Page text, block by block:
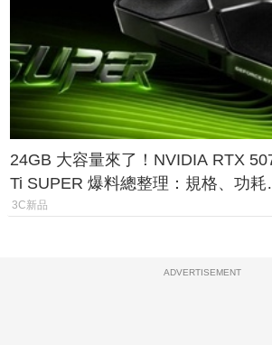
24GB 大容量來了！NVIDIA RTX
Ti SUPER 爆料總整理：規格、功耗
上市時間
3C新品
ADVERTISEMENT